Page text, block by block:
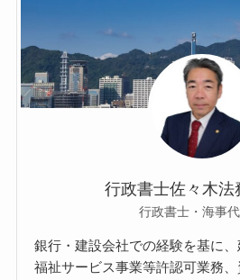
行政書士佐々木法
行政書士・海事
銀行・建設会社での経験を基に
福祉サービス事業等許認可業務